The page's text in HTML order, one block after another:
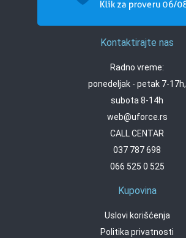
Kontaktirajte nas
Radno vreme:
ponedeljak - petak 7-17h,
subota 8-14h
web@uforce.rs
CALL CENTAR
037 787 698
066 525 0 525
Kupovina
Uslovi korišćenja
Politika privatnosti